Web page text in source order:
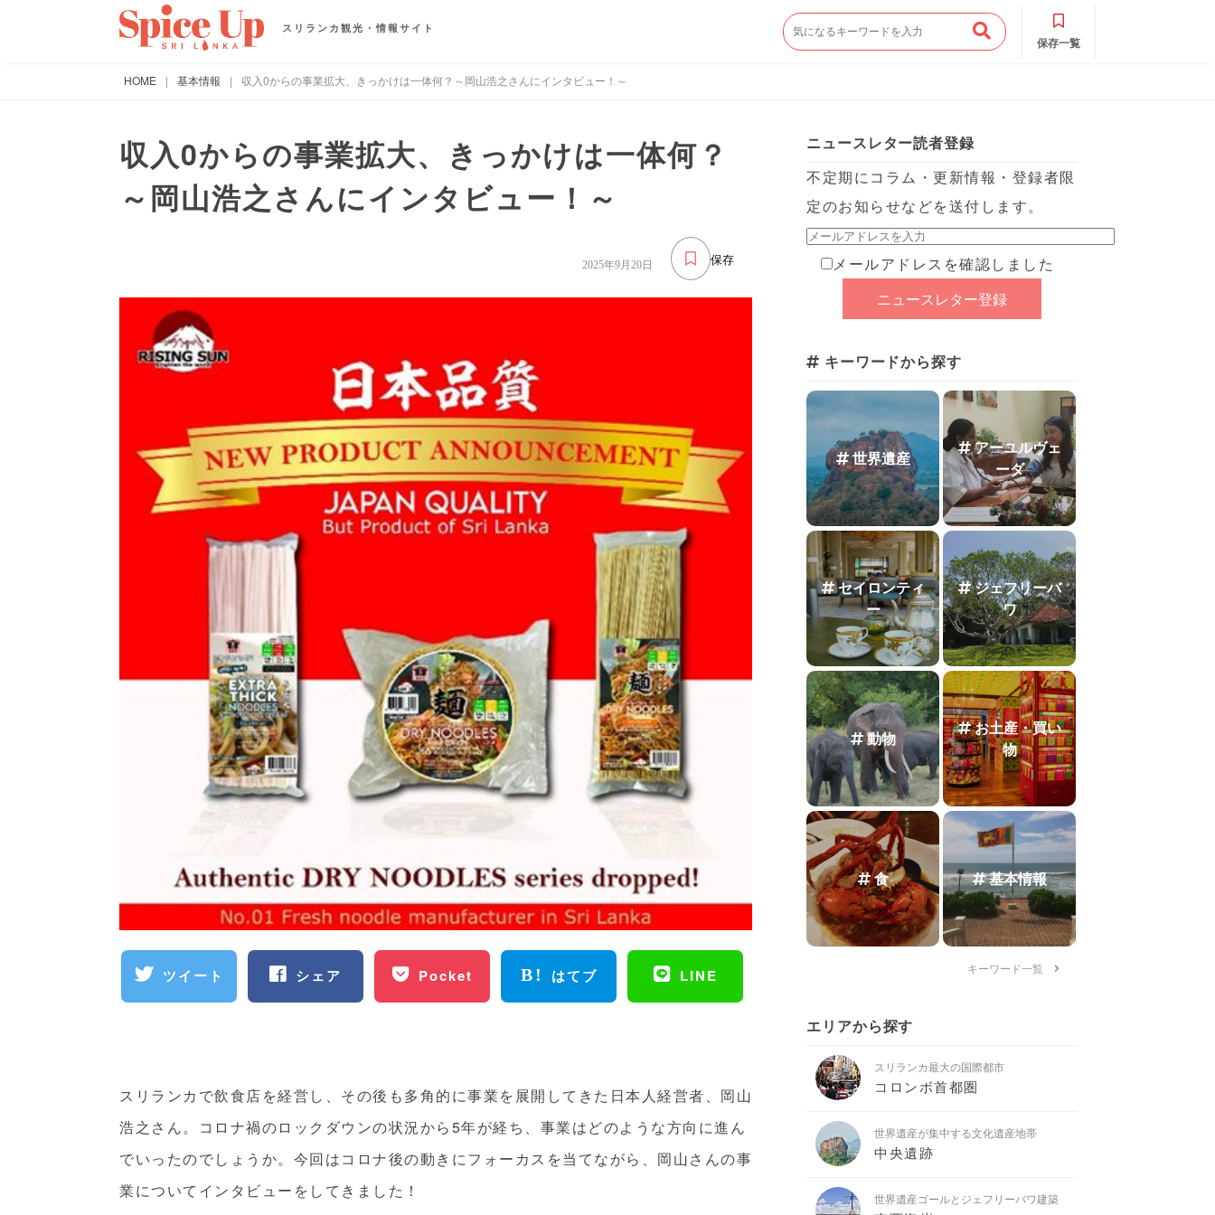
スリランカ観光・情報サイト
保存一覧
HOME | 基本情報 | 収入0からの事業拡大、きっかけは一体何？～岡山浩之さんにインタビュー！～
収入0からの事業拡大、きっかけは一体何？
～岡山浩之さんにインタビュー！～
保存
2025年9月20日
ツイート シェア Pocket はてブ LINE
スリランカで飲食店を経営し、その後も多角的に事業を展開してきた日本人経営者、岡山
浩之さん。コロナ禍のロックダウンの状況から5年が経ち、事業はどのような方向に進ん
でいったのでしょうか。今回はコロナ後の動きにフォーカスを当てながら、岡山さんの事
業についてインタビューをしてきました！
ニュースレター読者登録
不定期にコラム・更新情報・登録者限
定のお知らせなどを送付します。
メールアドレスを確認しました
キーワードから探す
世界遺産
アーユルヴェ
ーダ
セイロンティ
ー
ジェフリーバ
ワ
動物
お土産・買い
物
食 基本情報
キーワード一覧
エリアから探す
スリランカ最大の国際都市
コロンボ首都圏
世界遺産が集中する文化遺産地帯
中央遺跡
世界遺産ゴールとジェフリーバワ建築